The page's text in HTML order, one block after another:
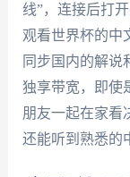
线”，连接后打
观看世界杯的中
同步国内的解说
独享带宽，即使
朋友一起在家看
还能听到熟悉的